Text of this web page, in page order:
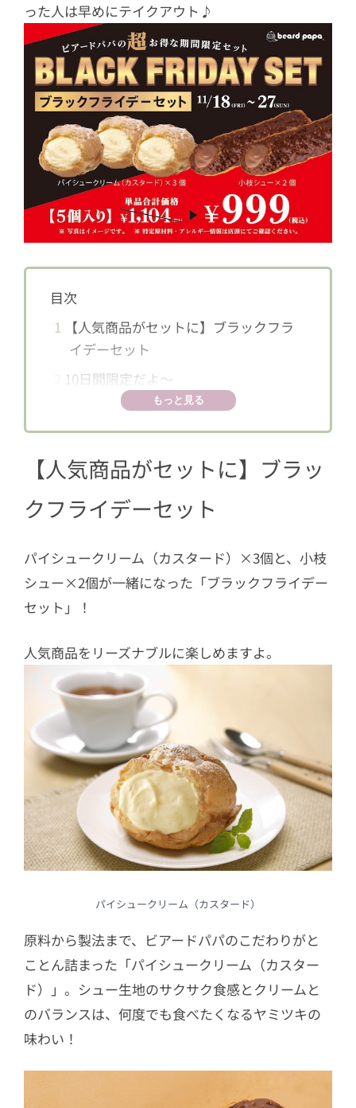
った人は早めにテイクアウト♪
目次
1 【人気商品がセットに】ブラックフラ
イデーセット
10日間限定だよ〜
もっと見る
【人気商品がセットに】ブラッ
クフライデーセット
パイシュークリーム（カスタード）×3個と、小枝
シュー×2個が一緒になった「ブラックフライデー
セット」！
人気商品をリーズナブルに楽しめますよ。
パイシュークリーム（カスタード）
原料から製法まで、ビアードパパのこだわりがと
ことん詰まった「パイシュークリーム（カスター
ド）」。シュー生地のサクサク食感とクリームと
のバランスは、何度でも食べたくなるヤミツキの
味わい！